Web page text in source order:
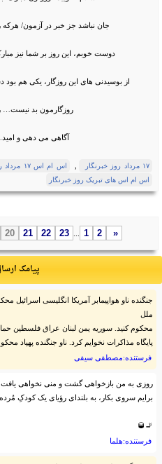
جان نباشد جز خبر در آزمون/
دوست خوبم، این روز بر شما نیز
از بوسیدنی های این روزگار، یکی هم
روزگارمون بد نیست…
آگاهی می دهی و
۱۷ مرداد روز خبرنگار اس ام اس ۱۷ مرداد روز خبرنگار
اس ام اس های تبریک روز خبرنگار
«
1 2
20 21 22 23
پیامک
جنگنده ناو هواپیمابر آمریکا انگلیسی
ملل
محکوم کنید. سوریه یمن لبنان عراق فلسطین
پایگاه مذاکرات نخوایم کرد. ناو جنگنده پهپاد
فرستنده:مصطفی سیفی
روزی به من بازخواهی گشت و منی نخواهی
برایم سروی بکار، به بلندای رؤیای یک کودکِ
🚬🥃
فرستنده:هلما